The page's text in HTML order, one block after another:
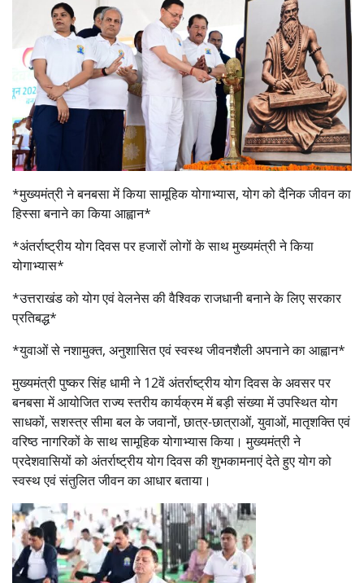
*मुख्यमंत्री ने बनबसा में किया सामूहिक योगाभ्यास, योग को दैनिक जीवन का
हिस्सा बनाने का किया आह्वान*
*अंतर्राष्ट्रीय योग दिवस पर हजारों लोगों के साथ मुख्यमंत्री ने किया
योगाभ्यास*
*उत्तराखंड को योग एवं वेलनेस की वैश्विक राजधानी बनाने के लिए सरकार
प्रतिबद्ध*
*युवाओं से नशामुक्त, अनुशासित एवं स्वस्थ जीवनशैली अपनाने का आह्वान*
मुख्यमंत्री पुष्कर सिंह धामी ने 12वें अंतर्राष्ट्रीय योग दिवस के अवसर पर
बनबसा में आयोजित राज्य स्तरीय कार्यक्रम में बड़ी संख्या में उपस्थित योग
साधकों, सशस्त्र सीमा बल के जवानों, छात्र-छात्राओं, युवाओं, मातृशक्ति एवं
वरिष्ठ नागरिकों के साथ सामूहिक योगाभ्यास किया। मुख्यमंत्री ने
प्रदेशवासियों को अंतर्राष्ट्रीय योग दिवस की शुभकामनाएं देते हुए योग को
स्वस्थ एवं संतुलित जीवन का आधार बताया।